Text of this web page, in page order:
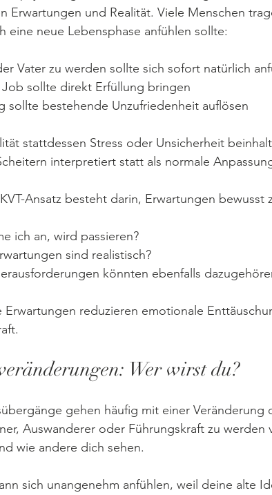
Erwartungen und Realität. Viele Menschen
eine neue Lebensphase anfühlen sollte:
Vater zu werden sollte sich sofort natürlich
sollte direkt Erfüllung bringen
sollte bestehende Unzufriedenheit auflösen
stattdessen Stress oder Unsicherheit
interpretiert statt als normale
Ansatz besteht darin, Erwartungen bewusst
ich an, wird passieren?
sind realistisch?
könnten ebenfalls
Erwartungen reduzieren emotionale
Wer wirst du?
gehen häufig mit einer Veränderung
Auswanderer oder Führungskraft zu
wie andere dich sehen.
sich unangenehm anfühlen, weil deine alte